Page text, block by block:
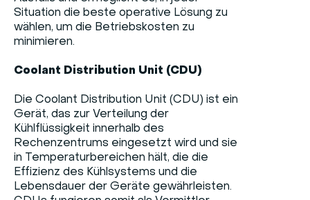
Situation die beste operative Lösung zu
wählen, um die Betriebskosten zu
minimieren.
Coolant Distribution Unit (CDU)
Die Coolant Distribution Unit (CDU) ist ein
Gerät, das zur Verteilung der
Kühlflüssigkeit innerhalb des
Rechenzentrums eingesetzt wird und sie
in Temperaturbereichen hält, die die
Effizienz des Kühlsystems und die
Lebensdauer der Geräte gewährleisten.